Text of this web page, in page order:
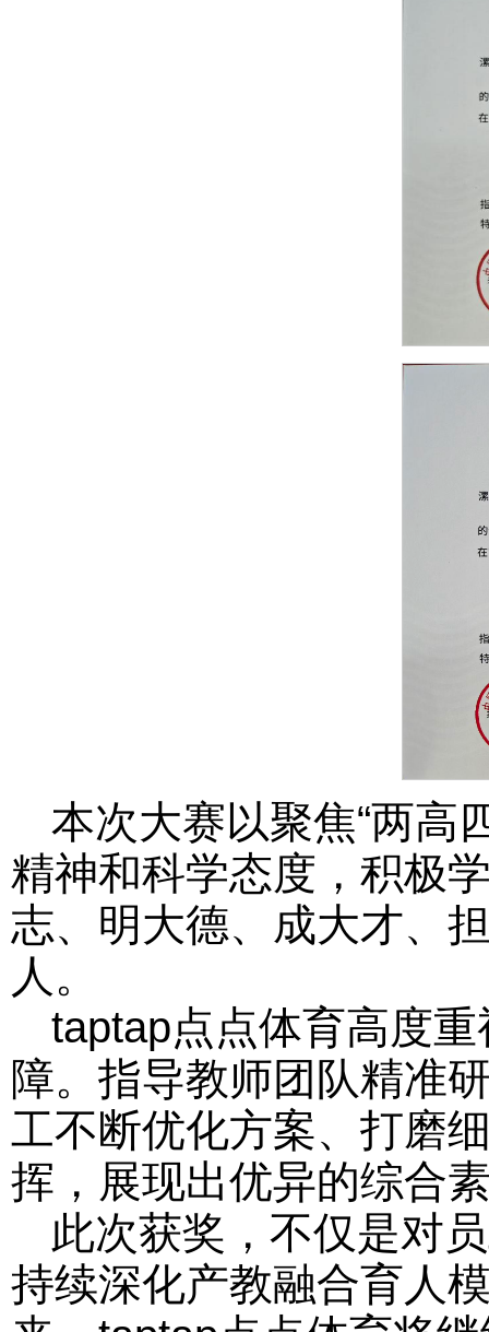
本次大赛以聚焦“两高
精神和科学态度，积极
志、明大德、成大才、
人。
taptap点点体育高度
障。指导教师团队精准
工不断优化方案、打磨
挥，展现出优异的综合
此次获奖，不仅是对
持续深化产教融合育人